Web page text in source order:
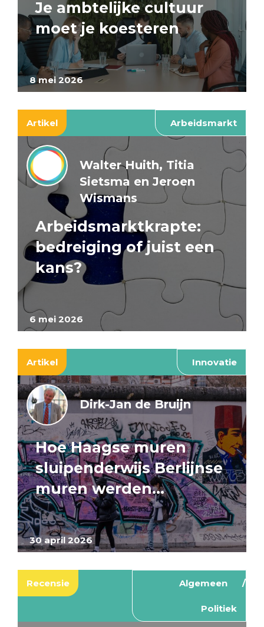
8 mei 2026
Je ambtelijke cultuur
moet je koesteren
Artikel Arbeidsmarkt
6 mei 2026
Walter Huith, Titia
Sietsma en Jeroen
Wismans
Arbeidsmarktkrapte:
bedreiging of juist een
kans?
Artikel Innovatie
30 april 2026
Dirk-Jan de Bruijn
Hoe Haagse muren
sluipenderwijs Berlijnse
muren werden…
Recensie Algemeen
Politiek